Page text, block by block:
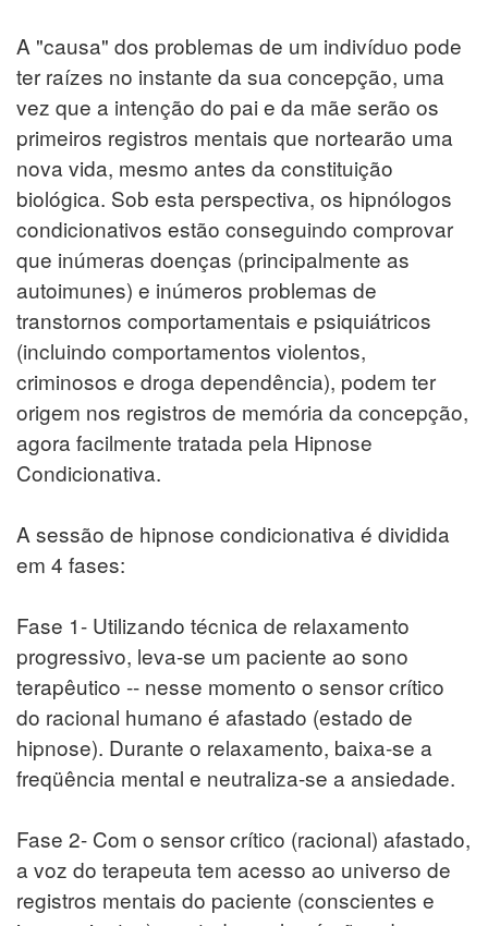
A "causa" dos problemas de um indivíduo pode
ter raízes no instante da sua concepção, uma
vez que a intenção do pai e da mãe serão os
primeiros registros mentais que nortearão uma
nova vida, mesmo antes da constituição
biológica. Sob esta perspectiva, os hipnólogos
condicionativos estão conseguindo comprovar
que inúmeras doenças (principalmente as
autoimunes) e inúmeros problemas de
transtornos comportamentais e psiquiátricos
(incluindo comportamentos violentos,
criminosos e droga dependência), podem ter
origem nos registros de memória da concepção,
agora facilmente tratada pela Hipnose
Condicionativa.
A sessão de hipnose condicionativa é dividida
em 4 fases:
Fase 1- Utilizando técnica de relaxamento
progressivo, leva-se um paciente ao sono
terapêutico -- nesse momento o sensor crítico
do racional humano é afastado (estado de
hipnose). Durante o relaxamento, baixa-se a
freqüência mental e neutraliza-se a ansiedade.
Fase 2- Com o sensor crítico (racional) afastado,
a voz do terapeuta tem acesso ao universo de
registros mentais do paciente (conscientes e